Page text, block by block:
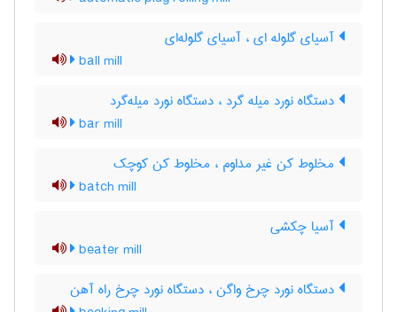
آسیای گلوله ای ، آسیای گلوله‌ای
ball mill
دستگاه نورد میله گرد ، دستگاه نورد میله‌گرد
bar mill
مخلوط کن غیر مداوم ، مخلوط کن کوچک
batch mill
آسیا چکشی
beater mill
دستگاه نورد چرخ واگن ، دستگاه نورد چرخ راه آهن